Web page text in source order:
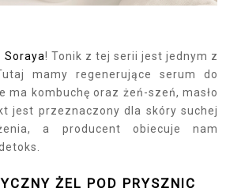
Soraya! Tonik z tej serii jest jednym z
mamy regenerujące serum do
ma kombuchę oraz żeń-szeń, masło
jest przeznaczony dla skóry suchej
a producent obiecuje nam
ŻEL POD PRYSZNIC